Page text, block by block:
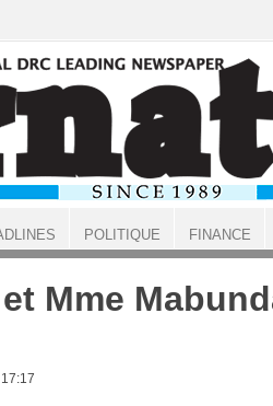
Mme
POLITIQUE FINANCE